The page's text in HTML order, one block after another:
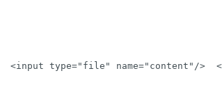
<input type=" file " name=" content " /> <